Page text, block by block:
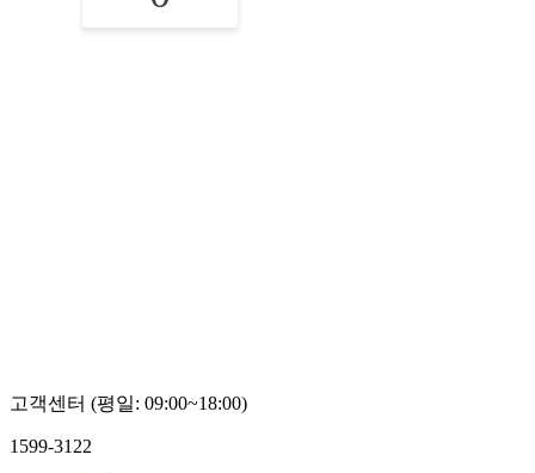
고객센터 (평일: 09:00~18:00)
1599-3122